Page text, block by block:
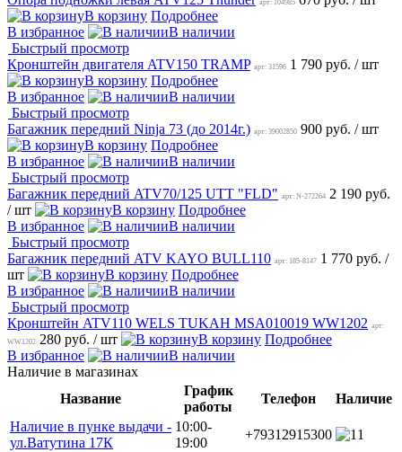
арт: 104985
В корзину Подробнее
В избранное
В наличии
Быстрый просмотр
Кронштейн двигателя ATV150 TRAMP арт: 31596 1 790 руб. / шт
В корзину Подробнее
В избранное
В наличии
Быстрый просмотр
Багажник передний Ninja 73 (до 2014г.) арт: 39002850 900 руб. / шт
В корзину Подробнее
В избранное
В наличии
Быстрый просмотр
Багажник передний ATV70/125 UTT "FLD" арт: N-272264 2 190 руб.
/ шт
В корзину Подробнее
В избранное
В наличии
Быстрый просмотр
Багажник передний ATV KAYO BULL110 арт: 185-8147 1 770 руб. /
шт
В корзину Подробнее
В избранное
В наличии
Быстрый просмотр
Кронштейн ATV110 WELS TUKAH MSA010019 WW1202 арт:
WW1202 280 руб. / шт В корзину Подробнее
В избранное
В наличии
Наличие в магазинах
Название
График
работы
Телефон
Наличие
Наличие в пунке выдачи -
ул.Ватутина 17К
10:00-
19:00
+79312915300
1